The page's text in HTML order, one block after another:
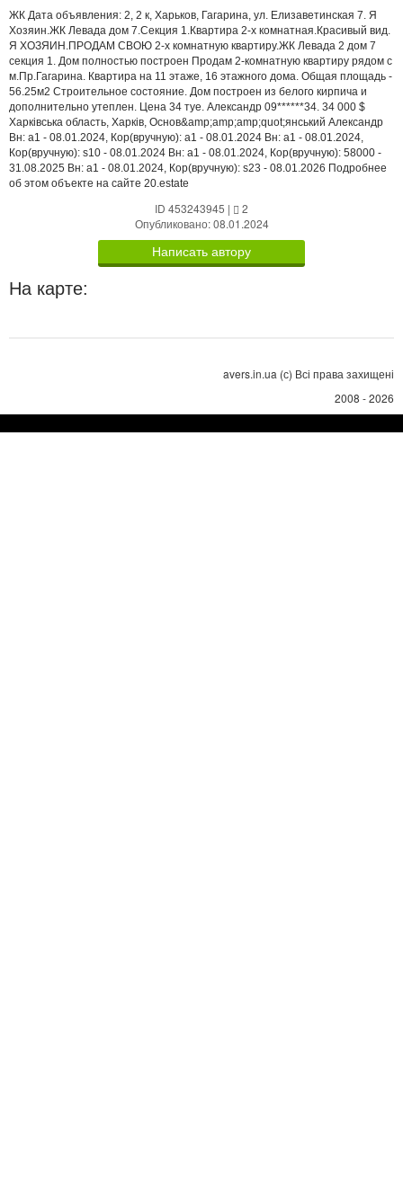
ЖК Дата объявления: 2, 2 к, Харьков, Гагарина, ул. Елизаветинская 7. Я
Хозяин.ЖК Левада дом 7.Секция 1.Квартира 2-х комнатная.Красивый вид.
Я ХОЗЯИН.ПРОДАМ СВОЮ 2-х комнатную квартиру.ЖК Левада 2 дом 7
секция 1. Дом полностью построен Продам 2-комнатную квартиру рядом с
м.Пр.Гагарина. Квартира на 11 этаже, 16 этажного дома. Общая площадь -
56.25м2 Строительное состояние. Дом построен из белого кирпича и
дополнительно утеплен. Цена 34 туе. Александр 09******34. 34 000 $
Харківська область, Харків, Основ&amp;amp;amp;quot;янський Александр
Вн: a1 - 08.01.2024, Кор(вручную): a1 - 08.01.2024 Вн: a1 - 08.01.2024,
Кор(вручную): s10 - 08.01.2024 Вн: a1 - 08.01.2024, Кор(вручную): 58000 -
31.08.2025 Вн: a1 - 08.01.2024, Кор(вручную): s23 - 08.01.2026 Подробнее
об этом объекте на сайте 20.estate
ID 453243945 |
2
Опубликовано: 08.01.2024
Написать автору
На карте:
avers.in.ua (с) Всі права захищені
2008 - 2026